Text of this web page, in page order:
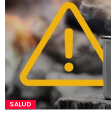
SALUD